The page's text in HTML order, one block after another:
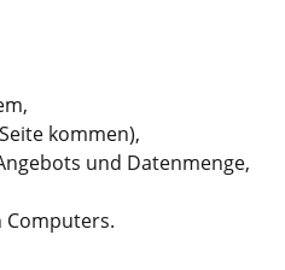
kommen),
und Datenmenge,
Computers.